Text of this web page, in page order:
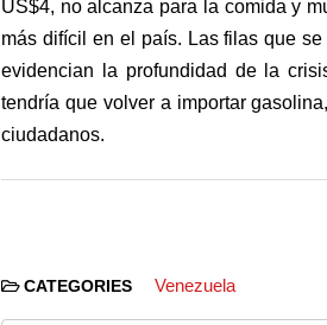
US$4, no alcanza para la comida y
más difícil en el país. Las filas que
evidencian la profundidad de la
tendría que volver a importar
ciudadanos.
CATEGORIES Venezuela